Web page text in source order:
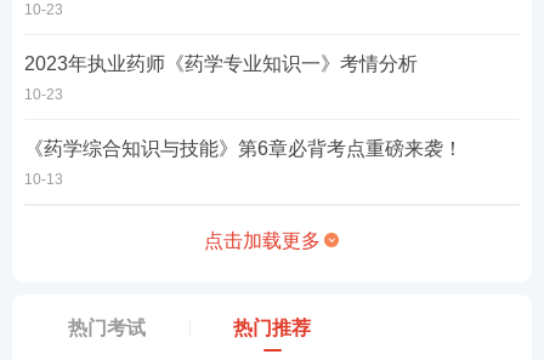
10-23
2023年执业药师《药学专业知识一》考情分析
10-23
《药学综合知识与技能》第6章必背考点重磅来袭！
10-13
点击加载更多
热门考试 热门推荐